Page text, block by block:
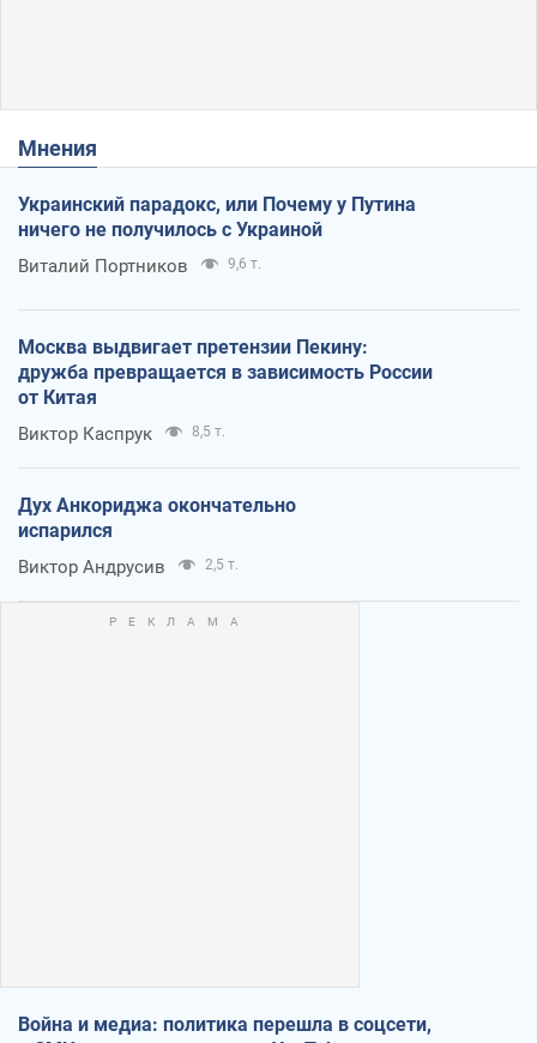
Мнения
Украинский парадокс, или Почему у Путина
ничего не получилось с Украиной
Виталий Портников 9,6 т.
Москва выдвигает претензии Пекину:
дружба превращается в зависимость России
от Китая
Виктор Каспрук 8,5 т.
Дух Анкориджа окончательно
испарился
Виктор Андрусив 2,5 т.
Война и медиа: политика перешла в соцсети,